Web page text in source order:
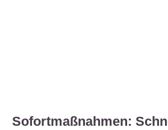
Sofortmaßnahmen: